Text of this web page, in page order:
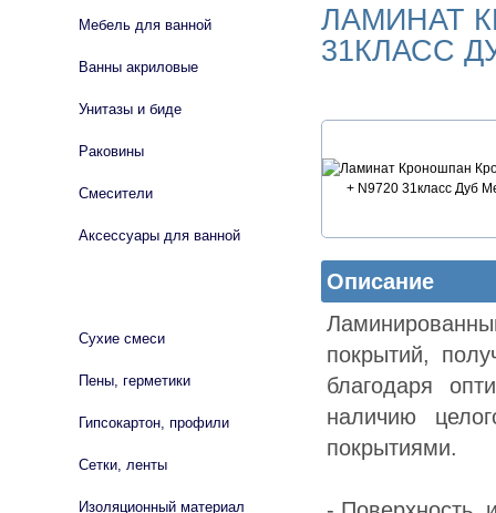
ЛАМИНАТ
31КЛАСС
Описание
покрытий,
благодаря
наличию
покрытиями.
Мебель для ванной
Ванны акриловые
Унитазы и биде
Раковины
Смесители
Аксессуары для ванной
Сухие смеси
Пены, герметики
Гипсокартон, профили
Сетки, ленты
Изоляционный материал